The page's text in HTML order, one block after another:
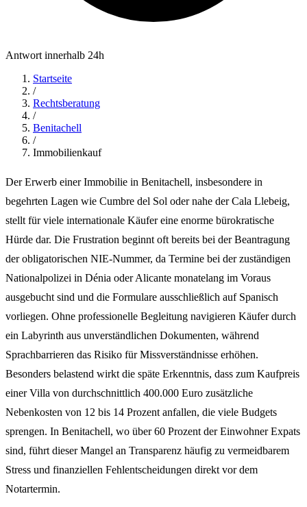
Antwort innerhalb 24h
Startseite
/
Rechtsberatung
/
Benitachell
/
Immobilienkauf
Der Erwerb einer Immobilie in Benitachell, insbesondere in
begehrten Lagen wie Cumbre del Sol oder nahe der Cala Llebeig,
stellt für viele internationale Käufer eine enorme bürokratische
Hürde dar. Die Frustration beginnt oft bereits bei der Beantragung
der obligatorischen NIE-Nummer, da Termine bei der zuständigen
Nationalpolizei in Dénia oder Alicante monatelang im Voraus
ausgebucht sind und die Formulare ausschließlich auf Spanisch
vorliegen. Ohne professionelle Begleitung navigieren Käufer durch
ein Labyrinth aus unverständlichen Dokumenten, während
Sprachbarrieren das Risiko für Missverständnisse erhöhen.
Besonders belastend wirkt die späte Erkenntnis, dass zum Kaufpreis
einer Villa von durchschnittlich 400.000 Euro zusätzliche
Nebenkosten von 12 bis 14 Prozent anfallen, die viele Budgets
sprengen. In Benitachell, wo über 60 Prozent der Einwohner Expats
sind, führt dieser Mangel an Transparenz häufig zu vermeidbarem
Stress und finanziellen Fehlentscheidungen direkt vor dem
Notartermin.